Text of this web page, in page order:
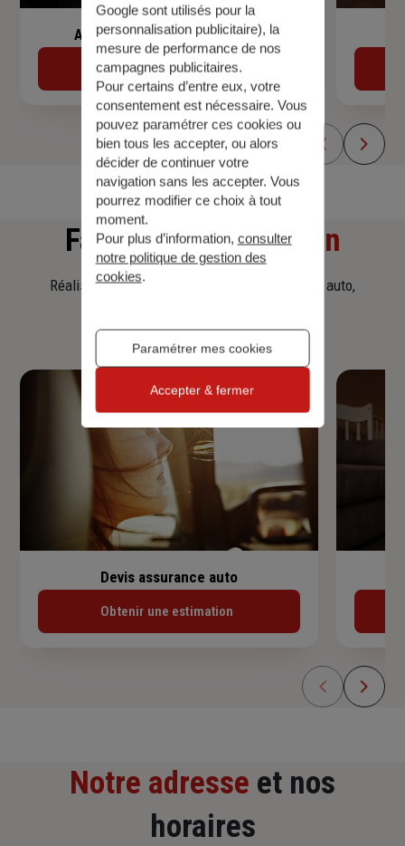
Assurance de prêt immobilier
Découvrir
Faitesune simulation
Réalisez une simulation tarifaire d'assurance, auto,
Devis assurance auto
Obtenir une estimation
Notre adresse et nos
horaires
Google sont utilisés pour la
personnalisation publicitaire), la
mesure de performance de nos
campagnes publicitaires.
Pour certains d’entre eux, votre
consentement est nécessaire. Vous
pouvez paramétrer ces cookies ou
bien tous les accepter, ou alors
décider de continuer votre
navigation sans les accepter. Vous
pourrez modifier ce choix à tout
moment.
Pour plus d’information, consulter
notre politique de gestion des
cookies.
Paramétrer mes cookies
Accepter & fermer